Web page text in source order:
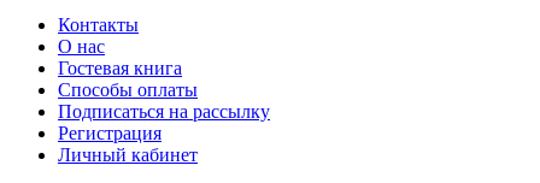
Контакты
О нас
Гостевая книга
Способы оплаты
Подписаться на рассылку
Регистрация
Личный кабинет